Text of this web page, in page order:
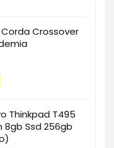
Crossover
Thinkpad T495
8gb Ssd 256gb